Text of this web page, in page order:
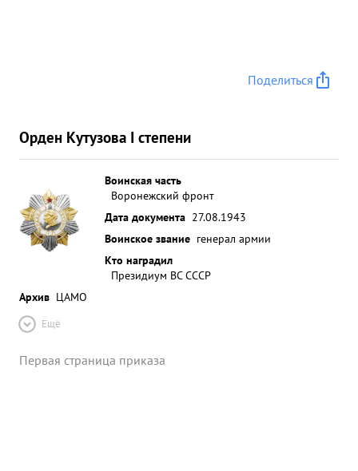
Поделиться
Орден Кутузова I степени
Воинская часть
Воронежский фронт
Дата документа 27.08.1943
Воинское звание генерал армии
Кто наградил
Президиум ВС СССР
Архив ЦАМО
Ещё
Первая страница приказа